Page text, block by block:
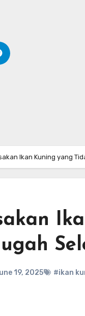
Ikan Kuning yang
19, 2025 #ikan